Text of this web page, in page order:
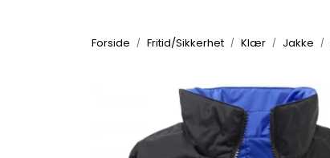
Forside Fritid/Sikkerhet Klær Jakke